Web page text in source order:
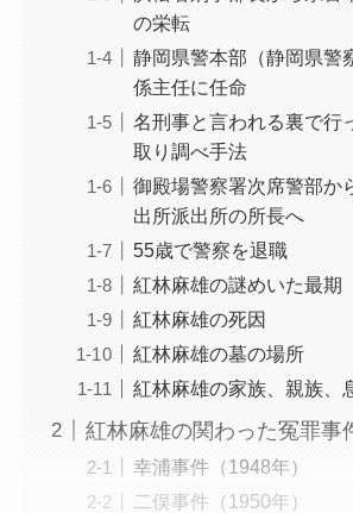
の栄転
静岡県警本部（静岡県警
係主任に任命
名刑事と言われる裏で行
取り調べ手法
御殿場警察署次席警部
出所派出所の所長へ
55歳で警察を退職
紅林麻雄の謎めいた最期
紅林麻雄の死因
紅林麻雄の墓の場所
紅林麻雄の家族、親族、
紅林麻雄の関わった冤罪事
幸浦事件（1948年）
二俣事件（1950年）